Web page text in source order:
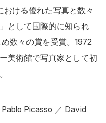
ける優れた写真と数々
として国際的に知られ
数々の賞を受賞。1972
美術館で写真家として初
Picasso ／ David